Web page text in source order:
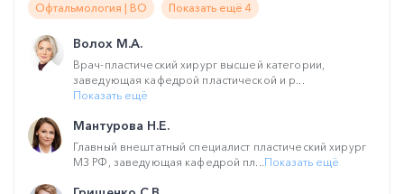
Офтальмология | ВО Показать ещё 4
Волох М.А.
Врач-пластический хирург высшей категории,
заведующая кафедрой пластической и р...
Показать ещё
Мантурова Н.Е.
Главный внештатный специалист пластический хирург
МЗ РФ, заведующая кафедрой пл...Показать ещё